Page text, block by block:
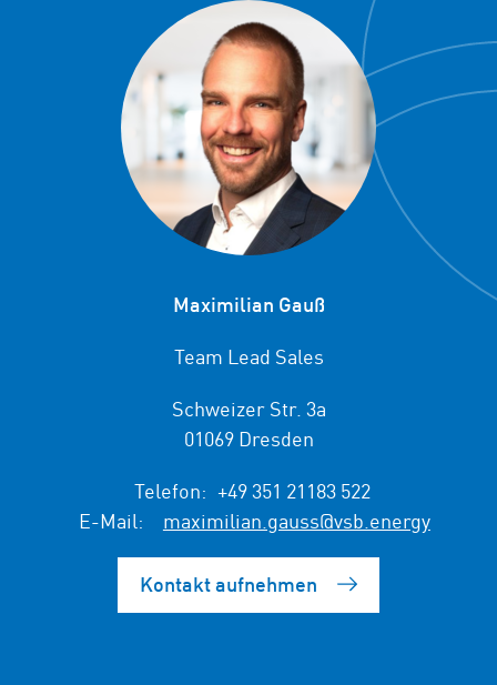
Maximilian Gauß
Team Lead Sales
Schweizer Str. 3a
01069 Dresden
Telefon: +49 351 21183 522
E-Mail:
maximilian.gauss@vsb.energy
Kontakt aufnehmen